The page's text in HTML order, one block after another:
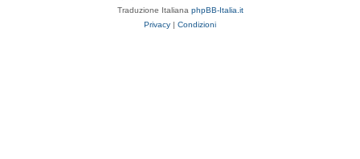
Traduzione Italiana phpBB-Italia.it
Privacy | Condizioni